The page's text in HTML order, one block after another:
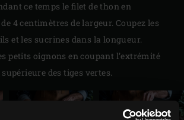
ce temps le filet de thon en
4 centimètres de largeur. Coupez les
et les sucrines dans la longueur.
petits oignons en coupant l’extrémité
des tiges vertes.